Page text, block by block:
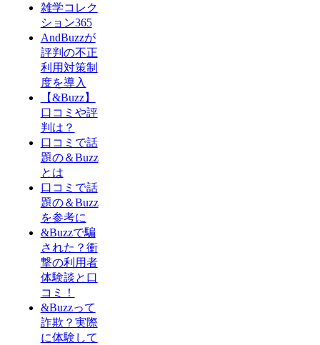
雑学コレク
ション365
AndBuzzが
評判の不正
利用対策制
度を導入
【&Buzz】
口コミや評
判は？
口コミで話
題の＆Buzz
とは
口コミで話
題の＆Buzz
を参考に
&Buzzで騙
された？衝
撃の利用者
体験談と口
コミ！
&Buzzって
詐欺？実際
に体験して